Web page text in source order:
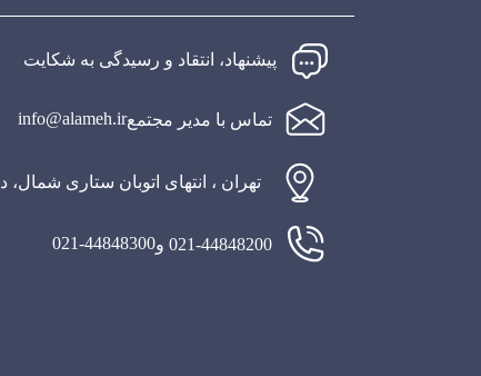
پیشنهاد، انتقاد و رسیدگی به شکایت
تماس با مدیر مجتمعinfo@alameh.ir
تهران ، انتهای اتوبان ستاری
021-44848200 و 021-44848300